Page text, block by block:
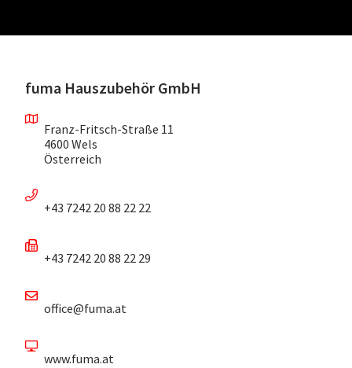
fuma Hauszubehör GmbH
Franz-Fritsch-Straße 11
4600 Wels
Österreich
+43 7242 20 88 22 22
+43 7242 20 88 22 29
office@fuma.at
www.fuma.at